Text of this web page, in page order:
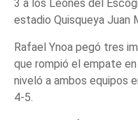
3 a los Leones del
estadio Quisqueya Juan
Rafael Ynoa pegó tres
que rompió el empate
niveló a ambos equipos
4-5.